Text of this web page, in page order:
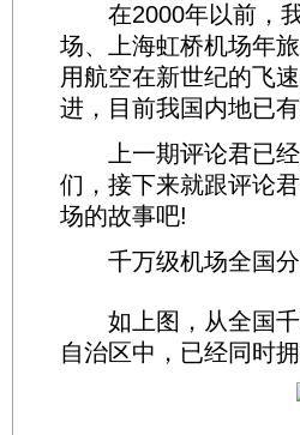
在2000年以前，我
场、上海虹桥机场年
用航空在新世纪的飞
进，目前我国内地已
上一期评论君已经
们，接下来就跟评论
场的故事吧!
千万级机场全国分
如上图，从全国千
自治区中，已经同时